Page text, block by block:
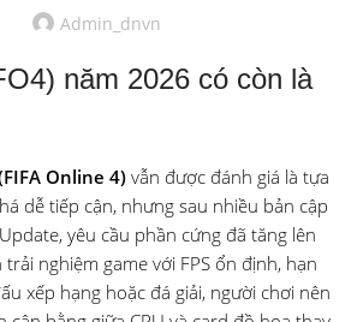
Admin_dnvn
năm 2026 có còn là
Online 4) vẫn được đánh giá là tựa
dễ tiếp cận, nhưng sau nhiều bản cập
yêu cầu phần cứng đã tăng lên
nghiệm game với FPS ổn định, hạn
xếp hạng hoặc đá giải, người chơi nên